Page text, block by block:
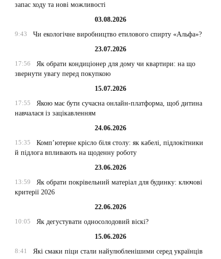
запас ходу та нові можливості
03.08.2026
9:43
Чи екологічне виробництво етилового спирту «Альфа»?
23.07.2026
17:56
Як обрати кондиціонер для дому чи квартири: на що
звернути увагу перед покупкою
15.07.2026
17:55
Якою має бути сучасна онлайн-платформа, щоб дитина
навчалася із зацікавленням
24.06.2026
15:35
Комп’ютерне крісло біля столу: як кабелі, підлокітники
й підлога впливають на щоденну роботу
23.06.2026
13:59
Як обрати покрівельний матеріал для будинку: ключові
критерії 2026
22.06.2026
10:05
Як дегустувати односолодовий віскі?
15.06.2026
8:41
Які смаки піци стали найулюбленішими серед українців